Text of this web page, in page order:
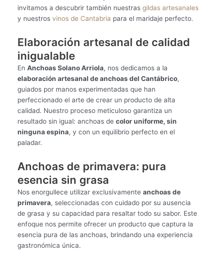
invitamos a descubrir también nuestras gildas artesanales
y nuestros vinos de Cantabria para el maridaje perfecto.
Elaboración artesanal de calidad
inigualable
En Anchoas Solano Arriola, nos dedicamos a la
elaboración artesanal de anchoas del Cantábrico,
guiados por manos experimentadas que han
perfeccionado el arte de crear un producto de alta
calidad. Nuestro proceso meticuloso garantiza un
resultado sin igual: anchoas de color uniforme, sin
ninguna espina, y con un equilibrio perfecto en el
paladar.
Anchoas de primavera: pura
esencia sin grasa
Nos enorgullece utilizar exclusivamente anchoas de
primavera, seleccionadas con cuidado por su ausencia
de grasa y su capacidad para resaltar todo su sabor. Este
enfoque nos permite ofrecer un producto que captura la
esencia pura de las anchoas, brindando una experiencia
gastronómica única.